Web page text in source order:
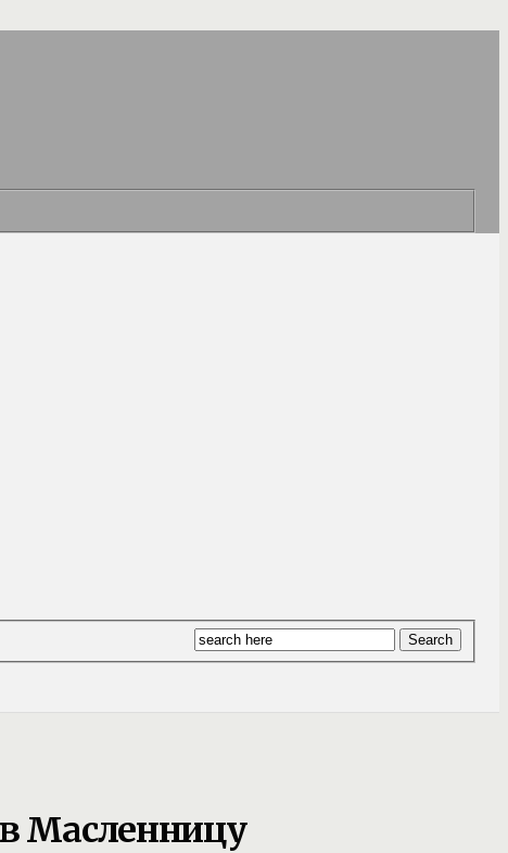
Масленницу